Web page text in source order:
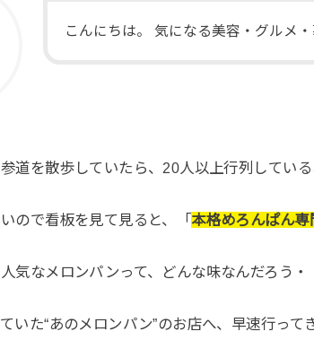
こんにちは。 気になる美容・グルメ
道を散歩していたら、20人以上行列している
ので看板を見て見ると、「本格めろんぱん専
気なメロンパンって、どんな味なんだろう・
いた“あのメロンパン”のお店へ、早速行って